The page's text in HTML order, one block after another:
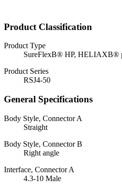
Product Classification
Product Type
SureFlexВ® HP, HELIAXВ®
Product Series
RSJ4-50
General Specifications
Body Style, Connector A
Straight
Body Style, Connector B
Right angle
Interface, Connector A
4.3-10 Male